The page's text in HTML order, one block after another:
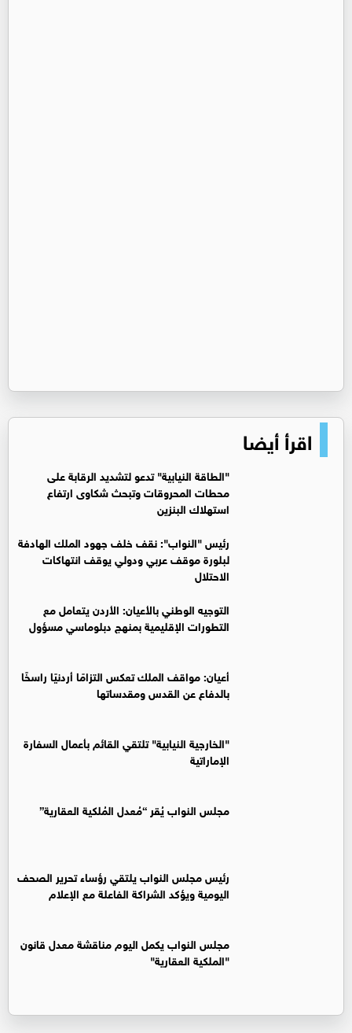
اقرأ أيضا
"الطاقة النيابية" تدعو لتشديد الرقابة على
محطات المحروقات وتبحث شكاوى ارتفاع
استهلاك البنزين
رئيس "النواب": نقف خلف جهود الملك الهادفة
لبلورة موقف عربي ودولي يوقف انتهاكات
الاحتلال
التوجيه الوطني بالأعيان: الأردن يتعامل مع
التطورات الإقليمية بمنهج دبلوماسي مسؤول
أعيان: مواقف الملك تعكس التزامًا أردنيًا راسخًا
بالدفاع عن القدس ومقدساتها
"الخارجية النيابية" تلتقي القائم بأعمال السفارة
الإماراتية
مجلس النواب يُقر “مُعدل المُلكية العقارية”
رئيس مجلس النواب يلتقي رؤساء تحرير الصحف
اليومية ويؤكد الشراكة الفاعلة مع الإعلام
مجلس النواب يكمل اليوم مناقشة معدل قانون
"الملكية العقارية"